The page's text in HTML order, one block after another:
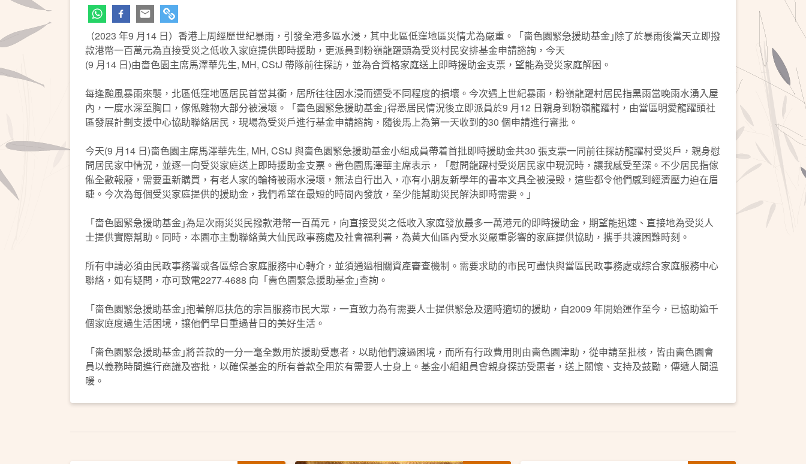
（2023 年9 月14 日）香港上周經歷世紀暴雨，引發全港多區水浸，其中北區低窪地區災情尤為嚴重。「嗇色園緊急援助基金｣除了於暴雨後當天立即撥
款港幣一百萬元為直接受災之低收入家庭提供即時援助，更派員到粉嶺龍躍頭為受災村民安排基金申請諮詢，今天
(9 月14 日)由嗇色園主席馬澤華先生, MH, CStJ 帶隊前往探訪，並為合資格家庭送上即時援助金支票，望能為受災家庭解困。
每逢颱風暴雨來襲，北區低窪地區居民首當其衝，居所往往因水浸而遭受不同程度的損壞。今次遇上世紀暴雨，粉嶺龍躍村居民指黑雨當晚雨水湧入屋
內，一度水深至胸口，傢俬雜物大部分被浸壞。「嗇色園緊急援助基金｣得悉居民情況後立即派員於9 月12 日親身到粉嶺龍躍村，由當區明愛龍躍頭社
區發展計劃支援中心協助聯絡居民，現場為受災戶進行基金申請諮詢，隨後馬上為第一天收到的30 個申請進行審批。
今天(9 月14 日)嗇色園主席馬澤華先生, MH, CStJ 與嗇色園緊急援助基金小組成員帶着首批即時援助金共30 張支票一同前往探訪龍躍村受災戶，親身慰
問居民家中情況，並逐一向受災家庭送上即時援助金支票。嗇色園馬澤華主席表示，「慰問龍躍村受災居民家中現況時，讓我感受至深。不少居民指傢
俬全數報廢，需要重新購買，有老人家的輪椅被雨水浸壞，無法自行出入，亦有小朋友新學年的書本文具全被浸毁，這些都令他們感到經濟壓力迫在眉
睫。今次為每個受災家庭提供的援助金，我們希望在最短的時間內發放，至少能幫助災民解決即時需要。」
「嗇色園緊急援助基金｣為是次雨災災民撥款港幣一百萬元，向直接受災之低收入家庭發放最多一萬港元的即時援助金，期望能迅速、直接地為受災人
士提供實際幫助。同時，本園亦主動聯絡黃大仙民政事務處及社會福利署，為黃大仙區內受水災嚴重影響的家庭提供協助，攜手共渡困難時刻。
所有申請必須由民政事務署或各區綜合家庭服務中心轉介，並須通過相關資產審查機制。需要求助的市民可盡快與當區民政事務處或綜合家庭服務中心
聯絡，如有疑問，亦可致電2277-4688 向「嗇色園緊急援助基金｣查詢。
「嗇色園緊急援助基金｣抱著解厄扶危的宗旨服務市民大眾，一直致力為有需要人士提供緊急及適時適切的援助，自2009 年開始運作至今，已協助逾千
個家庭度過生活困境，讓他們早日重過昔日的美好生活。
「嗇色園緊急援助基金｣將善款的一分一毫全數用於援助受惠者，以助他們渡過困境，而所有行政費用則由嗇色園津助，從申請至批核，皆由嗇色園會
員以義務時間進行商議及審批，以確保基金的所有善款全用於有需要人士身上。基金小組組員會親身探訪受惠者，送上關懷、支持及鼓勵，傳遞人間溫
暖。